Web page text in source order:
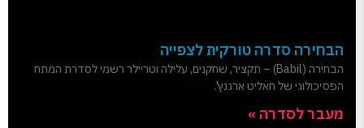
הבחירה סדרה טורקית לצפייה
הבחירה (Babil) – תקציר, שחקנים, עלילה וטריילר רשמי לסדרת המתח
הפסיכולוגי של חאליט ארגנץ'.
מעבר לסדרה »